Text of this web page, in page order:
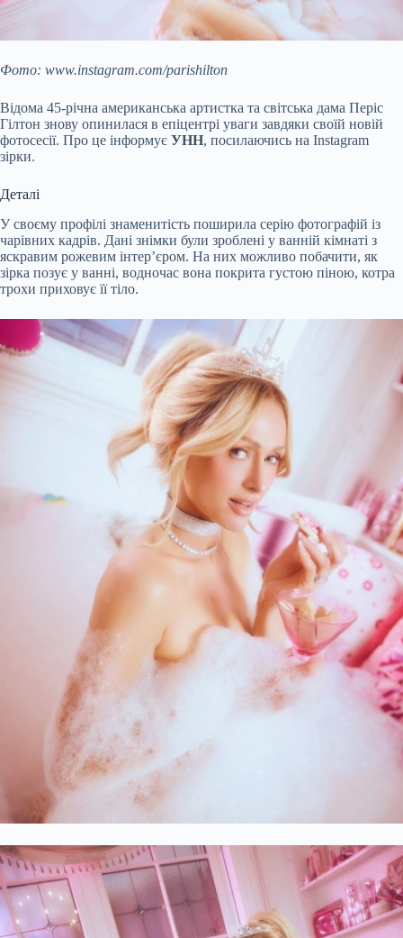
Фото: www.instagram.com/parishilton
Відома 45-річна американська артистка та світська дама Періс
Гілтон знову опинилася в епіцентрі уваги завдяки своїй новій
фотосесії. Про це інформує УНН, посилаючись на Instagram
зірки.
Деталі
У своєму профілі знаменитість поширила серію фотографій із
чарівних кадрів. Дані знімки були зроблені у ванній кімнаті з
яскравим рожевим інтер’єром. На них можливо побачити, як
зірка позує у ванні, водночас вона покрита густою піною, котра
трохи приховує її тіло.